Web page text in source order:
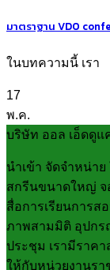
มาตราฐาน VDO
ในบทความนี้ เรา
17
พ.ค.
บริษัท ออล เอ็ดดูแ
นำเข้า จัดจำหน่า
สกรีนขนาดใหญ่ จ
สื่อการเรียนการส
ภาพสามมิติ อุปกร
ประชุม เรามีราค
ให้กับหน่วยงานรา